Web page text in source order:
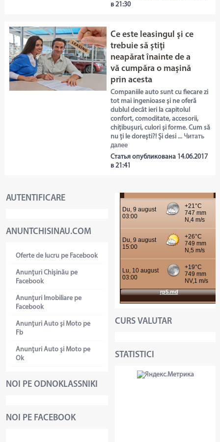
в 21:30
Ce este leasingul şi ce
trebuie să ştiţi
neapărat înainte de a
vă cumpăra o maşină
prin acesta
Companiile auto sunt cu fiecare zi
tot mai ingenioase și ne oferă
dublul decât ieri la capitolul
confort, comoditate, accesorii,
chițibușuri, culori și forme. Cum să
nu ți le dorești?! Și desi ... Читать
далее
Статья опубликована 14.06.2017
в 21:41
AUTENTIFICARE
ANUNTCHISINAU.COM
Oferte de lucru pe Facebook
Anunţuri Chişinău pe
Facebook
Anunţuri Imobiliare pe
Facebook
Anunţuri Auto şi Moto pe
Fb
Anunţuri Auto şi Moto pe
Ok
NOI PE ODNOKLASSNIKI
NOI PE FACEBOOK
CURS VALUTAR
STATISTICI